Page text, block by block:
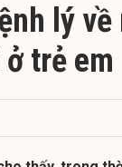
lý
trẻ em